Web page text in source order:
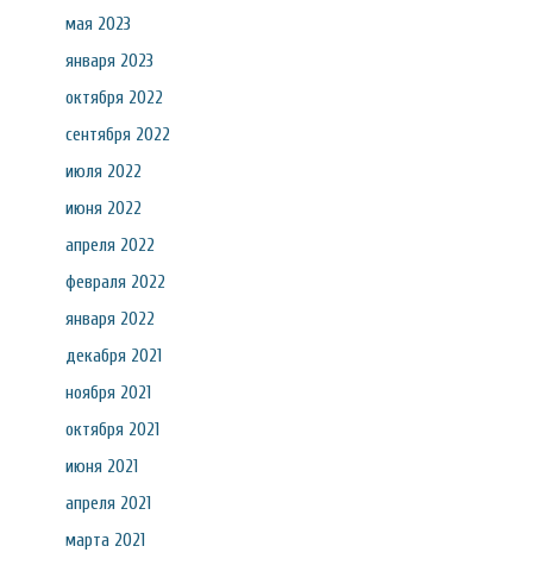
мая 2023
января 2023
октября 2022
сентября 2022
июля 2022
июня 2022
апреля 2022
февраля 2022
января 2022
декабря 2021
ноября 2021
октября 2021
июня 2021
апреля 2021
марта 2021